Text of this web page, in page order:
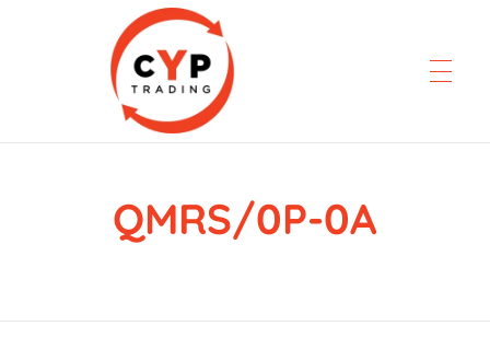
CYP Trading
Professionelle Ersatzteilbeschaffung
QMRS/0P-0A